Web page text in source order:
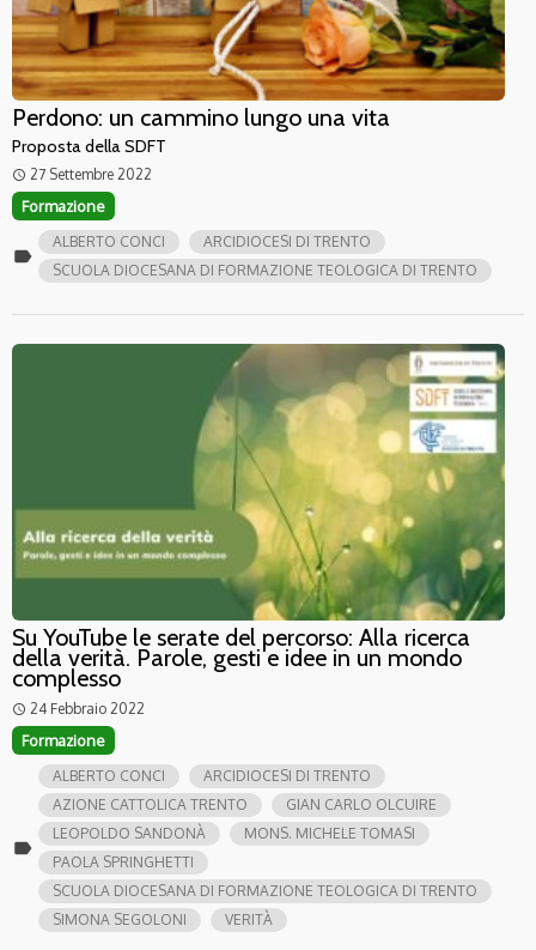
Perdono: un cammino lungo una vita
Proposta della SDFT
access_time 27 Settembre 2022
Formazione
label
ALBERTO CONCI
ARCIDIOCESI DI TRENTO
SCUOLA DIOCESANA DI FORMAZIONE TEOLOGICA DI TRENTO
Su YouTube le serate del percorso: Alla ricerca
della verità. Parole, gesti e idee in un mondo
complesso
access_time 24 Febbraio 2022
Formazione
label
ALBERTO CONCI
ARCIDIOCESI DI TRENTO
AZIONE CATTOLICA TRENTO
GIAN CARLO OLCUIRE
LEOPOLDO SANDONÀ
MONS. MICHELE TOMASI
PAOLA SPRINGHETTI
SCUOLA DIOCESANA DI FORMAZIONE TEOLOGICA DI TRENTO
SIMONA SEGOLONI
VERITÀ